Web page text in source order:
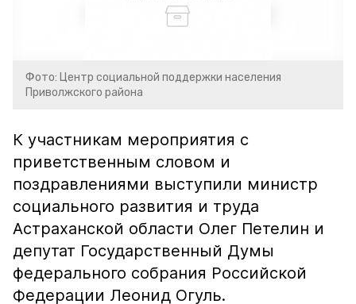
Фото: Центр социальной поддержки населения
Приволжского района
К участникам мероприятия с
приветственным словом и
поздравлениями выступили министр
социального развития и труда
Астраханской области Олег Петелин и
депутат Государственный Думы
федерального собрания Российской
Федерации Леонид Огуль.